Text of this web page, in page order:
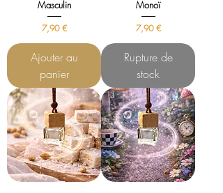
Masculin
Prix
7,90 €
Ajouter au
panier
Monoï
Prix
7,90 €
Rupture de
stock